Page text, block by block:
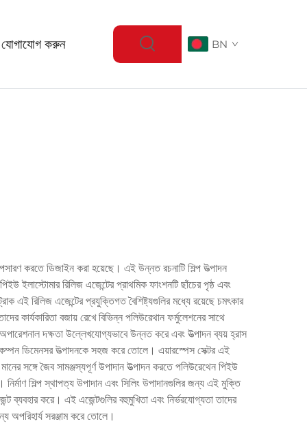
করুন BN
করতে ডিজাইন করা হয়েছে। এই উন্নত রচনাটি শিল্প উত্পাদন
ইলাস্টোমার রিলিজ এজেন্টের প্রাথমিক ফাংশনটি ছাঁচের পৃষ্ঠ এবং
এই রিলিজ এজেন্টের প্রযুক্তিগত বৈশিষ্ট্যগুলির মধ্যে রয়েছে চমৎকার
কার্যকারিতা বজায় রেখে বিভিন্ন পলিউরেথান ফর্মুলেশনের সাথে
দক্ষতা উল্লেখযোগ্যভাবে উন্নত করে এবং উত্পাদন ব্যয় হ্রাস
ডিমেনসর উত্পাদনকে সহজ করে তোলে। এয়ারস্পেস সেক্টর এই
সঙ্গে জৈব সামঞ্জস্যপূর্ণ উপাদান উত্পাদন করতে পলিউরেথেন পিইউ
শিল্প স্থাপত্য উপাদান এবং সিলিং উপাদানগুলির জন্য এই মুক্তি
করে। এই এজেন্টগুলির বহুমুখিতা এবং নির্ভরযোগ্যতা তাদের
অপরিহার্য সরঞ্জাম করে তোলে।